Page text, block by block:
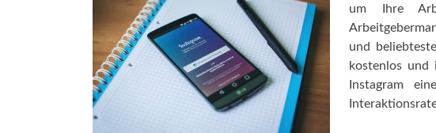
um Ihre
und
kostenlos und
Instagram